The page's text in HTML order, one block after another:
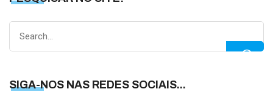
SIGA-NOS NAS REDES SOCIAIS...